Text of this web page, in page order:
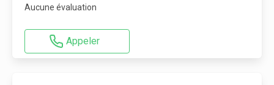
Aucune évaluation
Appeler